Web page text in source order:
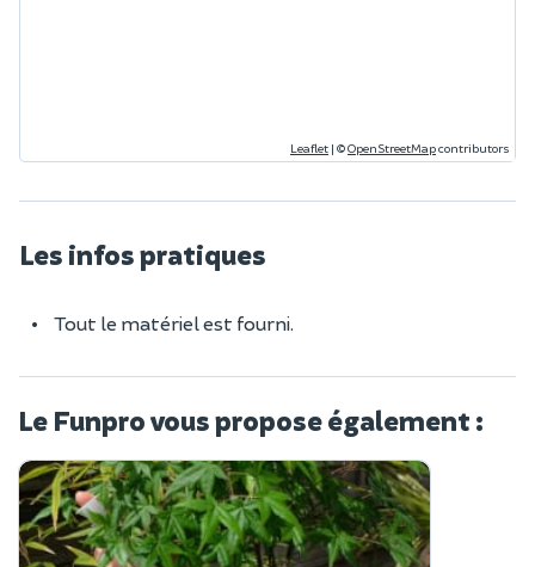
Leaflet | ©OpenStreetMapcontributors
Les infos pratiques
Tout le matériel est fourni.
Le Funpro vous propose également :